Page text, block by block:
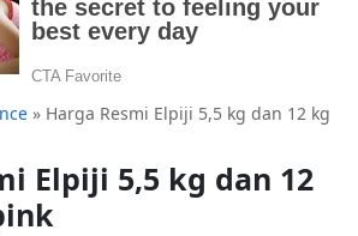
» Harga Resmi Elpiji 5,5 kg dan 12 kg
Elpiji 5,5 kg dan 12